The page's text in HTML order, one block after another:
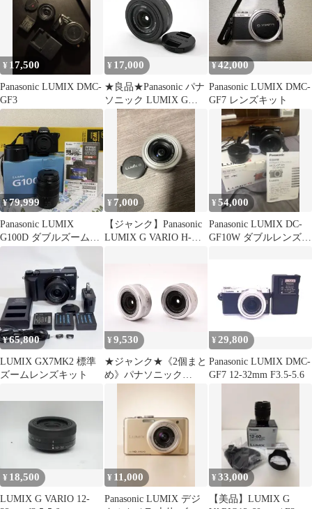
¥ 17,500
Panasonic LUMIX DMC-
GF3
¥ 17,000
★良品★Panasonic パナ
ソニック LUMIX G
VARIO f3.5-5.6 12-
32mm ASPH レンズ
★E22H #0
¥42,000
Panasonic LUMIX DMC-
GF7 レンズキット
¥79,999
Panasonic LUMIX
G100D ダブルズームキ
¥ 7,000
【ジャンク】Panasonic
LUMIX G VARIO H-
¥54,000
Panasonic LUMIX DC-
GF10W ダブルレンズキ
¥65,800
LUMIX GX7MK2 標準
ズームレンズキット
¥9,530
★ジャンク★《2個まと
め》パナソニック
5.6★ L77#8305
¥ 29,800
Panasonic LUMIX DMC-
GF7 12-32mm F3.5-5.6
¥ 18,500
LUMIX G VARIO 12-
¥ 11,000
Panasonic LUMIX デジ
¥33,000
【美品】LUMIX G